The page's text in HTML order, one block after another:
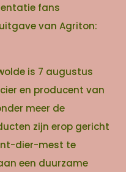
fans
van Agriton:
is 7 augustus
en producent van
meer de
zijn erop gericht
dier-mest te
een duurzame